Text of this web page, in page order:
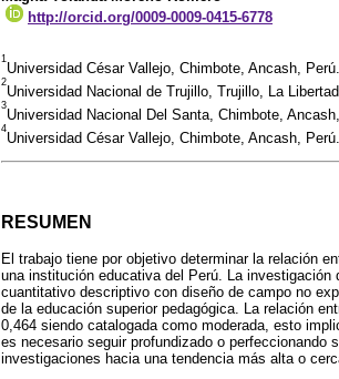
http://orcid.org/0009-0009-0415-6778
1
Universidad César Vallejo, Chimbote, Ancash,
2
Universidad Nacional de Trujillo, Trujillo, La
3
Universidad Nacional Del Santa, Chimbote,
4
Universidad César Vallejo, Chimbote, Ancash,
RESUMEN
El trabajo tiene por objetivo determinar la relación
una institución educativa del Perú. La
cuantitativo descriptivo con diseño de campo no
de la educación superior pedagógica. La relación
0,464 siendo catalogada como moderada, esto
es necesario seguir profundizado o perfeccionando
investigaciones hacia una tendencia más alta o